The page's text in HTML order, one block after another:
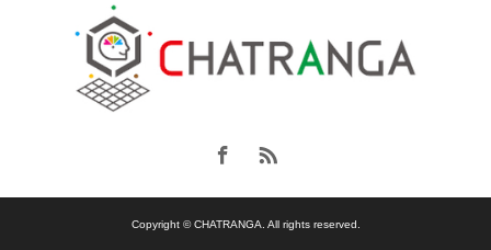
Copyright © CHATRANGA. All rights reserved.